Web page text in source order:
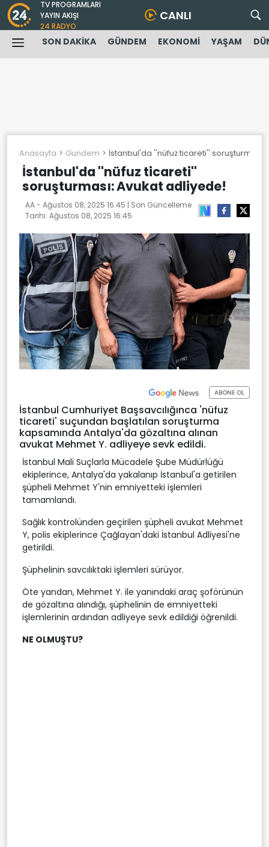
TV PROGRAMLARI
YAYIN AKIŞI
24 RADYO
CANLI
SON DAKİKA GÜNDEM EKONOMİ YAŞAM
Anasayfa Gundem İstanbul'da ''nüfuz ticareti'' soruşturması:
İstanbul'da ''nüfuz ticareti''
soruşturması: Avukat adliyede!
AA - Ağustos 08, 2025 16:45 | Son Güncelleme
Tarihi: Ağustos 08, 2025 16:45
ABONE OL
İstanbul Cumhuriyet Başsavcılığınca 'nüfuz
ticareti' suçundan başlatılan soruşturma
kapsamında Antalya'da gözaltına alınan
avukat Mehmet Y. adliyeye sevk edildi.
İstanbul Mali Suçlarla Mücadele Şube Müdürlüğü
ekiplerince, Antalya'da yakalanıp İstanbul'a getirilen
şüpheli Mehmet Y'nin emniyetteki işlemleri
tamamlandı.
Sağlık kontrolünden geçirilen şüpheli avukat Mehmet
Y, polis ekiplerince Çağlayan'daki İstanbul Adliyesi'ne
getirildi.
Şüphelinin savcılıktaki işlemleri sürüyor.
Öte yandan, Mehmet Y. ile yanındaki araç şoförünün
de gözaltına alındığı, şüphelinin de emniyetteki
işlemlerinin ardından adliyeye sevk edildiği öğrenildi.
NE OLMUŞTU?